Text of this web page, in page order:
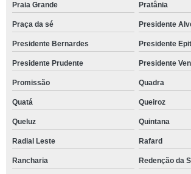
Praia Grande Pratânia
Praça da sé Presidente
Presidente Bernardes Presidente
Presidente Prudente Presidente
Promissão Quadra
Quatá Queiroz
Queluz Quintana
Radial Leste Rafard
Rancharia Redenção da